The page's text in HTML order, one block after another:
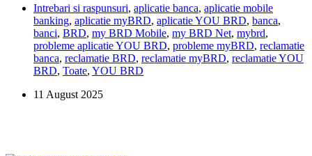
nu
merge
aplicația
myBRD?
Intrebari si raspunsuri, aplicatie banca, aplicatie mobile
banking, aplicatie myBRD, aplicatie YOU BRD, banca,
banci, BRD, my BRD Mobile, my BRD Net, mybrd,
probleme aplicatie YOU BRD, probleme myBRD, reclamatie
banca, reclamatie BRD, reclamatie myBRD, reclamatie YOU
BRD, Toate, YOU BRD
11 August 2025